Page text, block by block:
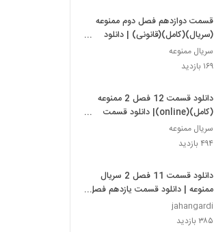
قسمت دوازدهم فصل دوم ممنوعه
(سریال)(کامل)(قانونی) | دانلود
480
سریال ممنوعه
۱۶۹ بازدید
دانلود قسمت 12 فصل 2 ممنوعه
(کامل)(online)| دانلود قسمت
دوازدهم فصل دوم ممنوعه (قانونی)
سریال ممنوعه
۴۹۴ بازدید
دانلود قسمت 11 فصل 2 سریال
ممنوعه | دانلود قسمت یازدهم فصل
دوم ممنوعه کامل
jahangardi
۳۸۵ بازدید